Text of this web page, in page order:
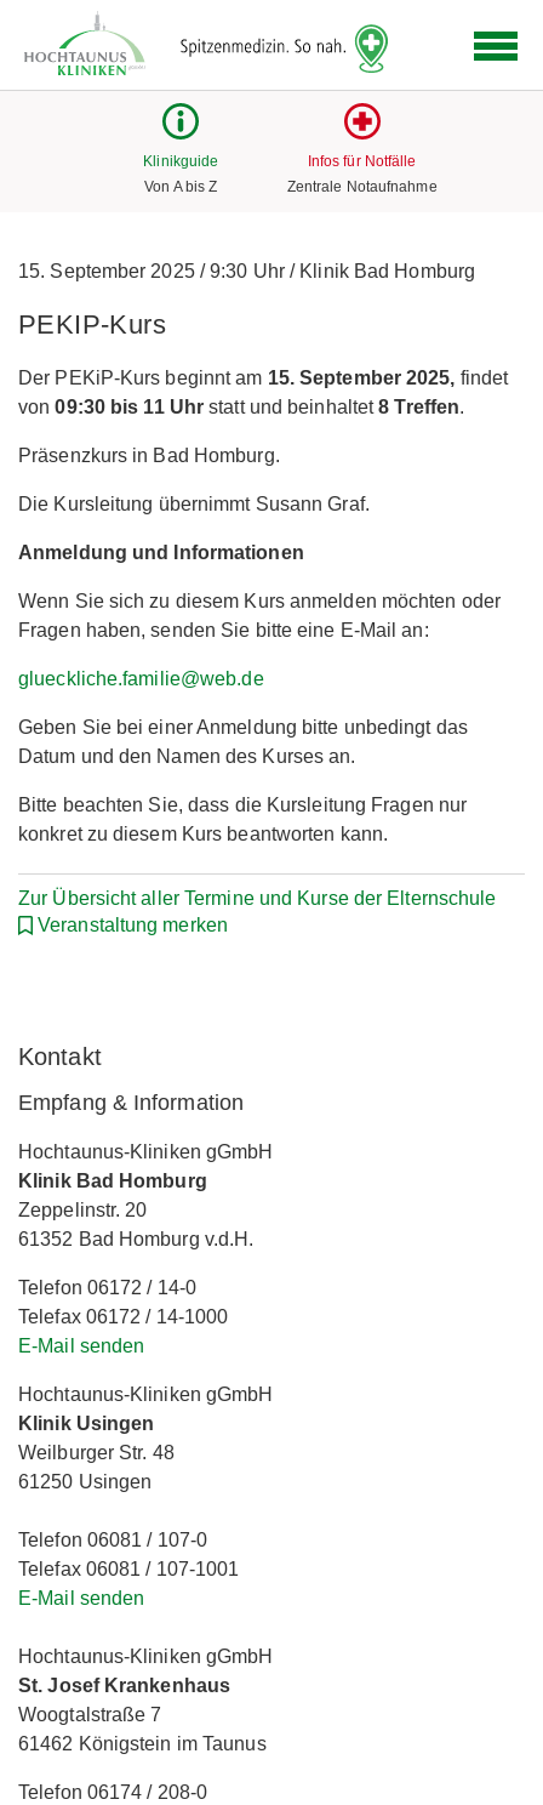
Link
zur
Klinikguide
Von A bis Z
Infos für Notfälle
Zentrale Notaufnahme
15. September 2025 /9:30 Uhr/Klinik Bad Homburg
PEKIP-Kurs
Der PEKiP-Kurs beginnt am 15. September 2025, findet
von09:30 bis 11 Uhr statt und beinhaltet8 Treffen.
Präsenzkurs in Bad Homburg.
Die Kursleitung übernimmt Susann Graf.
Anmeldung und Informationen
Wenn Sie sich zu diesem Kurs anmelden möchten oder
Fragen haben, senden Sie bitte eine E-Mail an:
glueckliche.familie@web.de
Geben Sie bei einer Anmeldung bitte unbedingt das
Datum und den Namen des Kurses an.
Bitte beachten Sie, dass die Kursleitung Fragen nur
konkret zu diesem Kurs beantworten kann.
Zur Übersicht aller Termine und Kurse der Elternschule
Veranstaltung merken
Kontakt
Empfang & Information
Hochtaunus-Kliniken gGmbH
Klinik Bad Homburg
Zeppelinstr. 20
61352 Bad Homburg v.d.H.
Telefon 06172 / 14-0
Telefax 06172 / 14-1000
E-Mail senden
Hochtaunus-Kliniken gGmbH
Klinik Usingen
Weilburger Str. 48
61250 Usingen
Telefon 06081 / 107-0
Telefax 06081 / 107-1001
E-Mail senden
Hochtaunus-Kliniken gGmbH
St. Josef Krankenhaus
Woogtalstraße 7
61462 Königstein im Taunus
Telefon 06174 / 208-0